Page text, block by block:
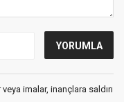
imalar, inançlara saldırı